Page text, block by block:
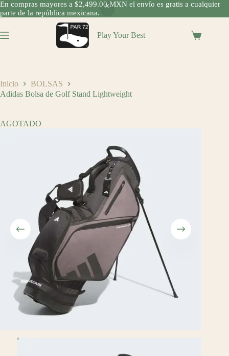
En compras mayores a $2,499.00 MXN el envío es gratis a cualquier
parte de la república mexicana.
al
contenido
Play Your Best
Shopping
Inicio
BOLSAS
Adidas Bolsa de Golf Stand Lightweight
AGOTADO